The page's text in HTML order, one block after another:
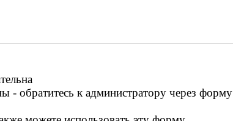
- обратитесь к администратору через форму